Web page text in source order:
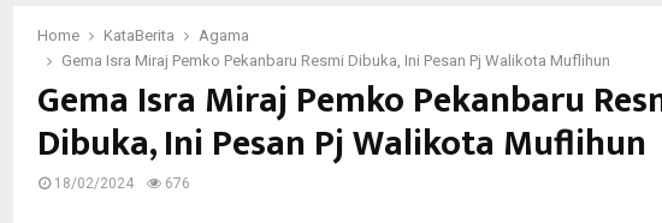
Home KataBerita
Agama
Gema Isra Miraj Pemko Pekanbaru Resmi Dibuka, Ini Pesan Pj Walikota Muflihun
Gema Isra Miraj Pemko Pekanbaru
Dibuka, Ini Pesan Pj Walikota Muflihun
18/02/2024 676